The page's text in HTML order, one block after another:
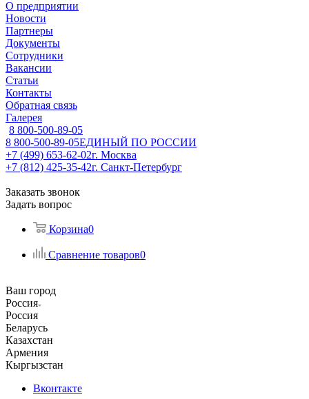
О предприятии
Новости
Партнеры
Документы
Сотрудники
Вакансии
Статьи
Контакты
Обратная связь
Галерея
8 800-500-89-05
8 800-500-89-05ЕДИНЫЙ ПО РОССИИ
+7 (499) 653-62-02г. Москва
+7 (812) 425-35-42г. Санкт-Петербург
Заказать звонок
Задать вопрос
Корзина0
Сравнение товаров0
Ваш город
Россия
Россия
Беларусь
Казахстан
Армения
Кыргызстан
Вконтакте